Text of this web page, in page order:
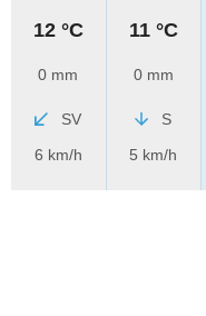
12 °C
0 mm
SV
6 km/h
11 °C
0 mm
S
5 km/h